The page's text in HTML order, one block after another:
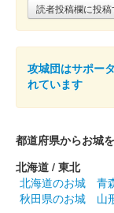
販売終了
50枚限定
前橋城 御
50枚限定
読者投稿欄に投稿
攻城団はサポー
れています
都道府県からお城
北海道 / 東北
北海道のお城
青
秋田県のお城
山